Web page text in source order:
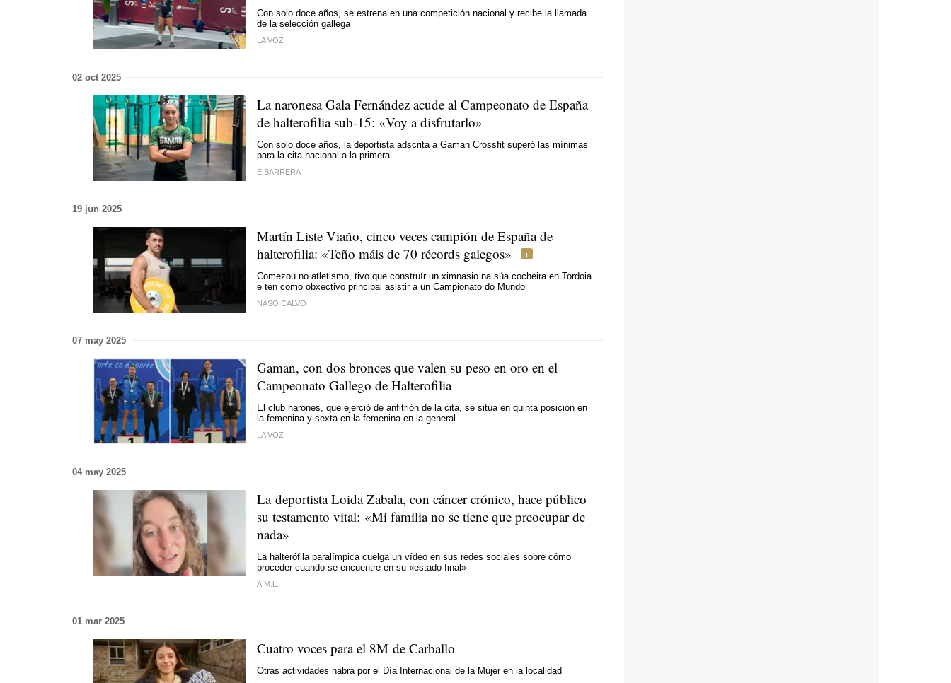
Con solo doce años, se estrena en una competición nacional y recibe la llamada
de la selección gallega
LA VOZ
02 oct 2025
La naronesa Gala Fernández acude al Campeonato de España
de halterofilia sub-15: «Voy a disfrutarlo»
Con solo doce años, la deportista adscrita a Gaman Crossfit superó las mínimas
para la cita nacional a la primera
E.BARRERA
19 jun 2025
Martín Liste Viaño, cinco veces campión de España de
halterofilia: «Teño máis de 70 récords galegos»
Comezou no atletismo, tivo que construír un ximnasio na súa cocheira en Tordoia
e ten como obxectivo principal asistir a un Campionato do Mundo
NASO CALVO
07 may 2025
Gaman, con dos bronces que valen su peso en oro en el
Campeonato Gallego de Halterofilia
El club naronés, que ejerció de anfitrión de la cita, se sitúa en quinta posición en
la femenina y sexta en la femenina en la general
LA VOZ
04 may 2025
La deportista Loida Zabala, con cáncer crónico, hace público
su testamento vital: «Mi familia no se tiene que preocupar de
nada»
La halterófila paralímpica cuelga un vídeo en sus redes sociales sobre cómo
proceder cuando se encuentre en su «estado final»
A.M.L.
01 mar 2025
Cuatro voces para el 8M de Carballo
Otras actividades habrá por el Día Internacional de la Mujer en la localidad